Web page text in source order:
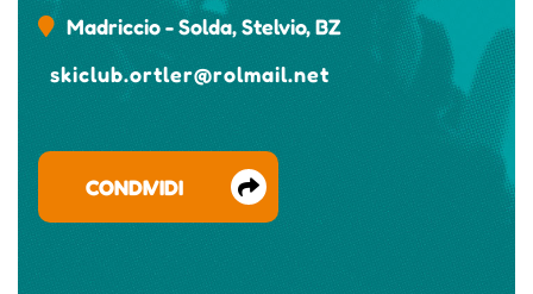
Madriccio - Solda, Stelvio, BZ
skiclub.ortler@rolmail.net
CONDIVIDI